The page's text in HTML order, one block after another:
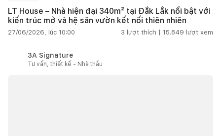
LT House – Nhà hiện đại 340m² tại Đắk Lắk nổi bật với
kiến trúc mở và hệ sân vườn kết nối thiên nhiên
27/06/2026, lúc 10:00 3 lượt thích | 15.849 lượt xem
3A Signature
Tư vấn, thiết kế - Nhà thầu